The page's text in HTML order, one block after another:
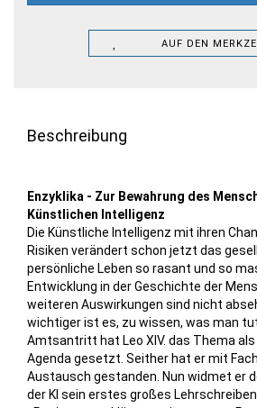
AUF DEN
Beschreibung
Enzyklika - Zur Bewahrung des
Künstlichen Intelligenz
Die Künstliche Intelligenz mit ihren
Risiken verändert schon jetzt das
persönliche Leben so rasant und so
Entwicklung in der Geschichte der
weiteren Auswirkungen sind nicht
wichtiger ist es, zu wissen, was man
Amtsantritt hat Leo XIV. das Thema
Agenda gesetzt. Seither hat er mit
Austausch gestanden. Nun widmet er
der KI sein erstes großes